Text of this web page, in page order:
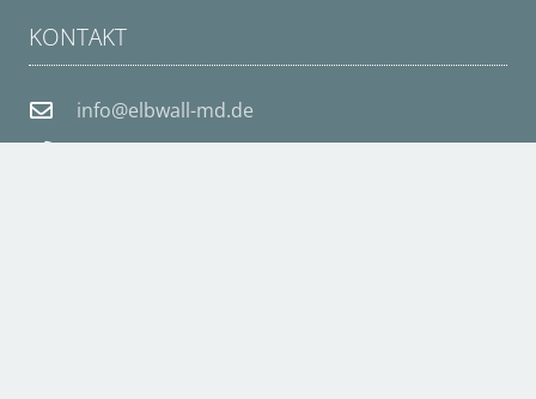
KONTAKT
info@elbwall-md.de